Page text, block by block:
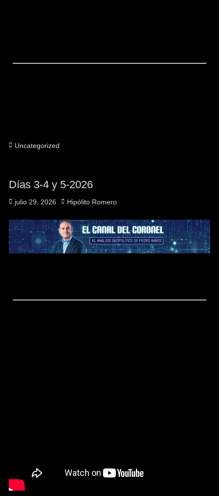
Uncategorized
Días 3-4 y 5-2026
julio 29, 2026 Hipólito Romero